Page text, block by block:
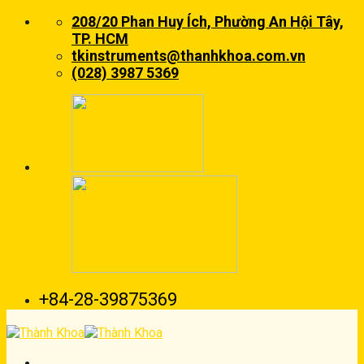
Skip
208/20 Phan Huy Ích, Phường An Hội Tây,
TP. HCM
tkinstruments@thanhkhoa.com.vn
(028) 3987 5369
+84-28-39875369